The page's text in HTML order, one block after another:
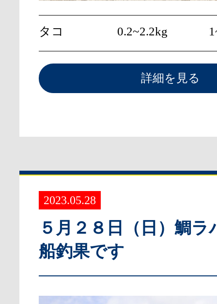
タコ 0.2~2.2kg
詳細を見る
2023.05.28
５月２８日（日）鯛ラ
船釣果です